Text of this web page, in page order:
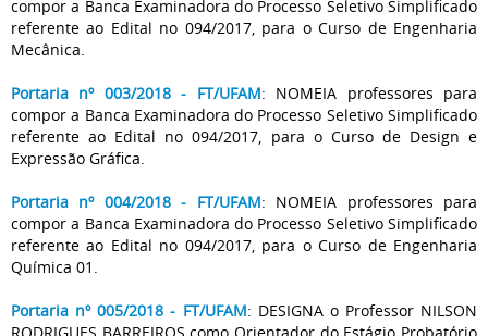
compor a Banca Examinadora do Processo Seletivo Simplificado
referente ao Edital no 094/2017, para o Curso de Engenharia
Mecânica.
Portaria nº 003/2018 - FT/UFAM: NOMEIA professores para
compor a Banca Examinadora do Processo Seletivo Simplificado
referente ao Edital no 094/2017, para o Curso de Design e
Expressão Gráfica.
Portaria nº 004/2018 - FT/UFAM: NOMEIA professores para
compor a Banca Examinadora do Processo Seletivo Simplificado
referente ao Edital no 094/2017, para o Curso de Engenharia
Química 01.
Portaria nº 005/2018 - FT/UFAM: DESIGNA o Professor NILSON